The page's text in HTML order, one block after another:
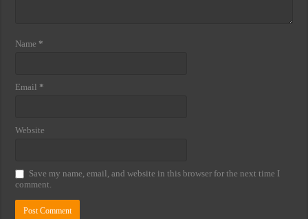
Name *
Email *
Website
Save my name, email, and website in this browser for the next time I
comment.